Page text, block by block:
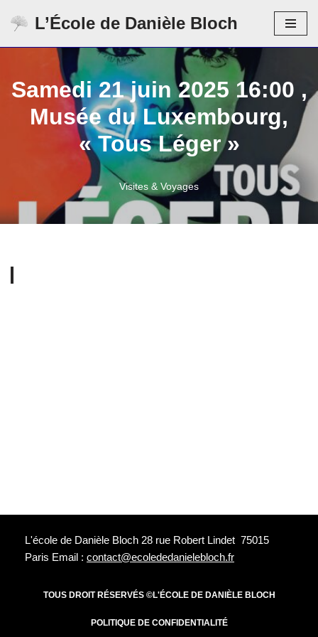
L’École de Danièle Bloch
Samedi 21 juin 2025 16:00 ,
Musée du Luxembourg,
« Tous Léger »
Visites & Voyages
L'école de Danièle Bloch 28 rue Robert Lindet 75015
Paris Email : contact@ecolededanielebloch.fr
TOUS DROIT RÉSERVÉS ©L'ÉCOLE DE DANIÈLE BLOCH
POLITIQUE DE CONFIDENTIALITÉ